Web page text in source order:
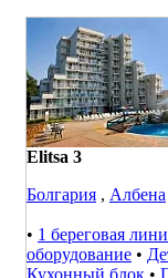
Elitsa 3
Болгария , Албена
• 1 береговая
оборудование •